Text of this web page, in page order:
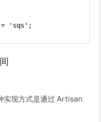
'sqs';
实现方式是通过 Artisan